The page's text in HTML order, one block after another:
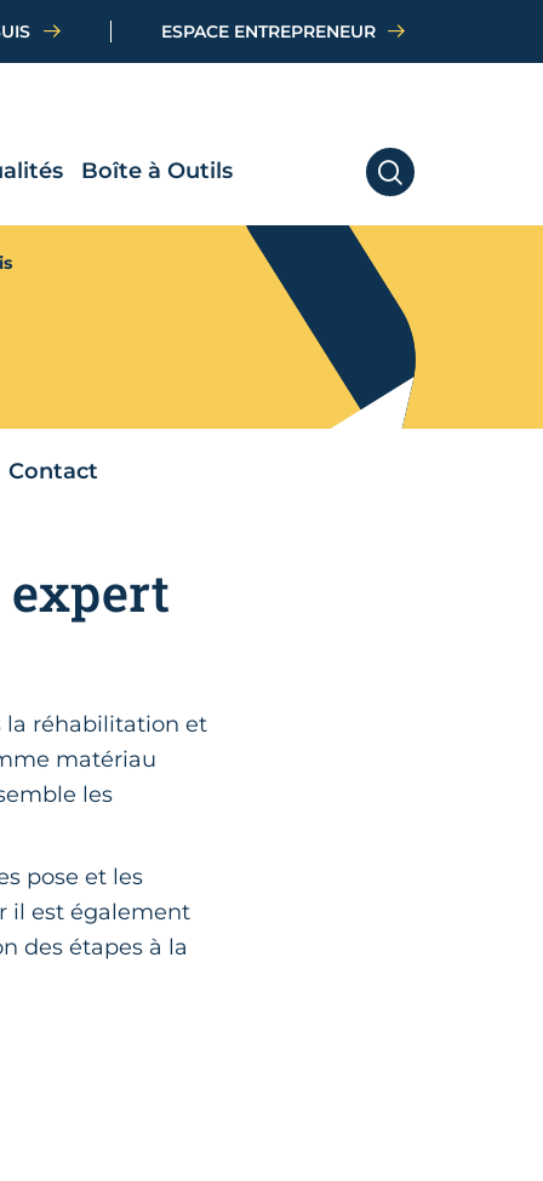
ESPACE ENTREPRENEUR
RECHERCHER
Boîte à Outils
Contact
expert
la réhabilitation et
matériau
les
pose et les
il est également
des étapes à la